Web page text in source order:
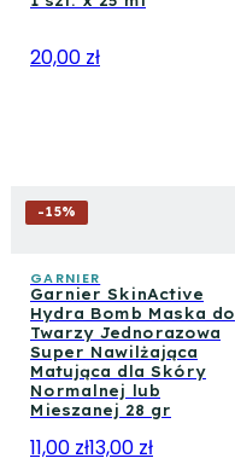
20,00 zł
-15%
GARNIER
Garnier SkinActive
Hydra Bomb Maska do
Twarzy Jednorazowa
Super Nawilżająca
Matująca dla Skóry
Normalnej lub
Mieszanej 28 gr
11,00 zł13,00 zł